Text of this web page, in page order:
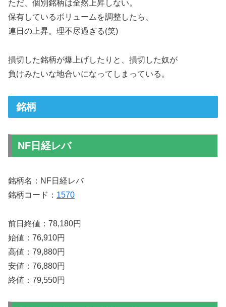
ただ、個別銘柄は全然上昇しない。
保有しているボリュームを調整したら、
連日の上昇。理不尽過ぎる(笑)
損切した銘柄が爆上げしたりと、損切した奴が
負けみたいな地合いになってしまっている。
銘柄
NF日経レバ
銘柄名：NF日経レバ
銘柄コード： 1570
前日終値：78,180円
始値：76,910円
高値：79,880円
安値：76,880円
終値：79,550円